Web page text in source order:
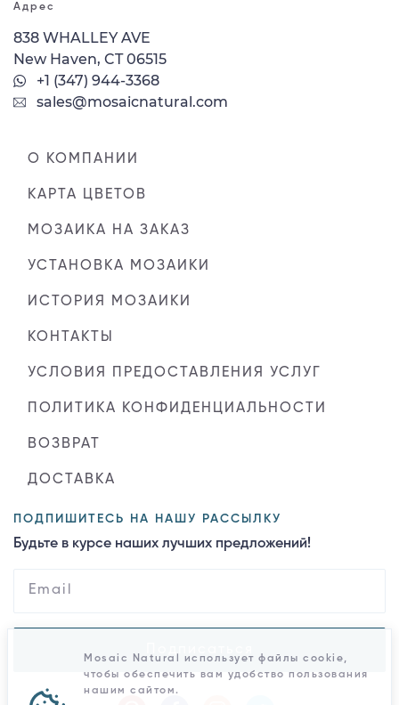
Адрес
838 WHALLEY AVE
New Haven, CT 06515
+1 (347) 944-3368
sales@mosaicnatural.com
О КОМПАНИИ
КАРТА ЦВЕТОВ
МОЗАИКА НА ЗАКАЗ
УСТАНОВКА МОЗАИКИ
ИСТОРИЯ МОЗАИКИ
КОНТАКТЫ
УСЛОВИЯ ПРЕДОСТАВЛЕНИЯ УСЛУГ
ПОЛИТИКА КОНФИДЕНЦИАЛЬНОСТИ
ВОЗВРАТ
ДОСТАВКА
ПОДПИШИТЕСЬ НА НАШУ РАССЫЛКУ
Будьте в курсе наших лучших предложений!
Mosaic Natural использует файлы cookie,
чтобы обеспечить вам удобство пользования
нашим сайтом.